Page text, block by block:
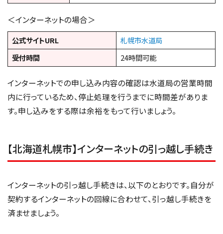
＜インターネットの場合＞
公式サイトURL
札幌市水道局
受付時間
24時間可能
インターネットでの申し込み内容の確認は水道局の営業時間
内に行っているため、停止処理を行うまでに時間差がありま
す。申し込みをする際は余裕をもって行いましょう。
【北海道札幌市】インターネットの引っ越し手続き
インターネットの引っ越し手続きは、以下のとおりです。自分が
契約するインターネットの回線に合わせて、引っ越し手続きを
済ませましょう。